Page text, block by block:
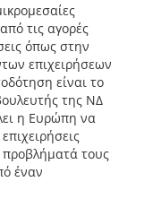
τις αγορές
όπως στην
επιχειρήσεων
είναι το
της ΝΔ
η Ευρώπη να
τους
έναν